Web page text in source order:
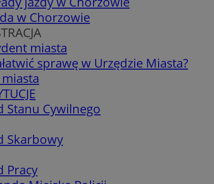
w Chorzowie
miasta
sprawę w Urzędzie Miasta?
Stanu Cywilnego
Skarbowy
Pracy